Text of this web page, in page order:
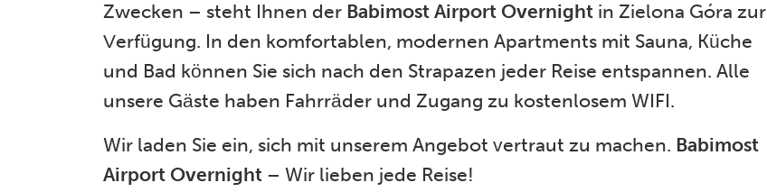
Zwecken – steht Ihnen der Babimost Airport Overnight in Zielona Góra zur
Verfügung. In den komfortablen, modernen Apartments mit Sauna, Küche
und Bad können Sie sich nach den Strapazen jeder Reise entspannen. Alle
unsere Gäste haben Fahrräder und Zugang zu kostenlosem WIFI.
Wir laden Sie ein, sich mit unserem Angebot vertraut zu machen. Babimost
Airport Overnight – Wir lieben jede Reise!